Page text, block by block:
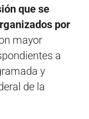
que se
por
mayor
a
y
de la